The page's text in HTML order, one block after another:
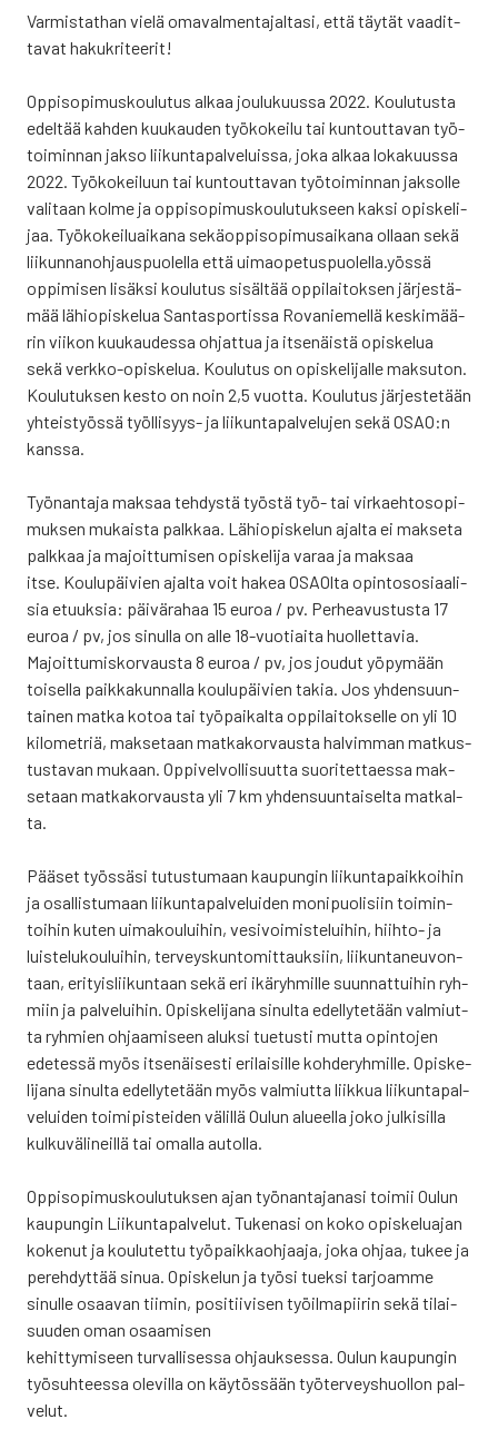
Var­mis­tat­han vie­lä oma­val­men­ta­jal­ta­si, että täy­tät vaa­dit­
ta­vat haku­kri­tee­rit!
Oppi­so­pi­mus­kou­lu­tus alkaa jou­lu­kuus­sa 2022. Kou­lu­tus­ta
edel­tää kah­den kuu­kau­den työ­ko­kei­lu tai kun­tout­ta­van työ­
toi­min­nan jak­so lii­kun­ta­pal­ve­luis­sa, joka alkaa loka­kuus­sa
2022. Työ­ko­kei­luun tai kun­tout­ta­van työ­toi­min­nan jak­sol­le
vali­taan kol­me ja oppi­so­pi­mus­kou­lu­tuk­seen kak­si opis­ke­li­
jaa. Työ­ko­kei­luai­ka­na sekä­op­pi­so­pi­musai­ka­na ollaan sekä
lii­kun­na­noh­jaus­puo­lel­la että uimaopetuspuolella.yössä
oppi­mi­sen lisäk­si kou­lu­tus sisäl­tää oppi­lai­tok­sen jär­jes­tä­
mää lähio­pis­ke­lua San­tas­por­tis­sa Rova­nie­mel­lä kes­ki­mää­
rin vii­kon kuu­kau­des­sa ohjat­tua ja itse­näis­tä opis­ke­lua
sekä verk­ko-opis­ke­lua. Kou­lu­tus on opis­ke­li­jal­le mak­su­ton.
Kou­lu­tuk­sen kes­to on noin 2,5 vuot­ta. Kou­lu­tus jär­jes­te­tään
yhteis­työs­sä työl­li­syys- ja lii­kun­ta­pal­ve­lu­jen sekä OSAO:n
kans­sa.
Työ­nan­ta­ja mak­saa teh­dys­tä työs­tä työ- tai vir­kaeh­to­so­pi­
muk­sen mukais­ta palk­kaa. Lähio­pis­ke­lun ajal­ta ei mak­se­ta
palk­kaa ja majoit­tu­mi­sen opis­ke­li­ja varaa ja mak­saa
itse. Kou­lu­päi­vien ajal­ta voit hakea OSAOl­ta opin­to­so­si­aa­li­
sia etuuk­sia: päi­vä­ra­haa 15 euroa / pv. Per­hea­vus­tus­ta 17
euroa / pv, jos sinul­la on alle 18-vuo­tiai­ta huol­let­ta­via.
Majoit­tu­mis­kor­vaus­ta 8 euroa / pv, jos jou­dut yöpy­mään
toi­sel­la paik­ka­kun­nal­la kou­lu­päi­vien takia. Jos yhden­suun­
tai­nen mat­ka kotoa tai työ­pai­kal­ta oppi­lai­tok­sel­le on yli 10
kilo­met­riä, mak­se­taan mat­ka­kor­vaus­ta hal­vim­man mat­kus­
tus­ta­van mukaan. Oppi­vel­vol­li­suut­ta suo­ri­tet­taes­sa mak­
se­taan mat­ka­kor­vaus­ta yli 7 km yhden­suun­tai­sel­ta mat­kal­
ta.
Pää­set työs­sä­si tutus­tu­maan kau­pun­gin lii­kun­ta­paik­koi­hin
ja osal­lis­tu­maan lii­kun­ta­pal­ve­lui­den moni­puo­li­siin toi­min­
toi­hin kuten uima­kou­lui­hin, vesi­voi­mis­te­lui­hin, hiih­to- ja
luis­te­lu­kou­lui­hin, ter­veys­kun­to­mit­tauk­siin, lii­kun­ta­neu­von­
taan, eri­tyis­lii­kun­taan sekä eri ikä­ryh­mil­le suun­nat­tui­hin ryh­
miin ja pal­ve­lui­hin. Opis­ke­li­ja­na sinul­ta edel­ly­te­tään val­miut­
ta ryh­mien ohjaa­mi­seen aluk­si tue­tus­ti mut­ta opin­to­jen
ede­tes­sä myös itse­näi­ses­ti eri­lai­sil­le koh­de­ryh­mil­le. Opis­ke­
li­ja­na sinul­ta edel­ly­te­tään myös val­miut­ta liik­kua lii­kun­ta­pal­
ve­lui­den toi­mi­pis­tei­den välil­lä Oulun alu­eel­la joko jul­ki­sil­la
kul­ku­vä­li­neil­lä tai omal­la autol­la.
Oppi­so­pi­mus­kou­lu­tuk­sen ajan työ­nan­ta­ja­na­si toi­mii Oulun
kau­pun­gin Lii­kun­ta­pal­ve­lut. Tuke­na­si on koko opis­ke­lua­jan
koke­nut ja kou­lu­tet­tu työ­paik­kaoh­jaa­ja, joka ohjaa, tukee ja
pereh­dyt­tää sinua. Opis­ke­lun ja työ­si tuek­si tar­joam­me
sinul­le osaa­van tii­min, posi­tii­vi­sen työil­ma­pii­rin sekä tilai­
suu­den oman osaa­mi­sen
kehit­ty­mi­seen tur­val­li­ses­sa ohjauk­ses­sa. Oulun kau­pun­gin
työ­suh­tees­sa ole­vil­la on käy­tös­sään työ­ter­veys­huol­lon pal­
ve­lut.